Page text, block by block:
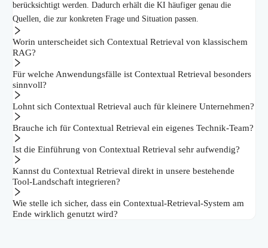
berücksichtigt werden. Dadurch erhält die KI häufiger genau die
Quellen, die zur konkreten Frage und Situation passen.
Worin unterscheidet sich Contextual Retrieval von klassischem
RAG?
Für welche Anwendungsfälle ist Contextual Retrieval besonders
sinnvoll?
Lohnt sich Contextual Retrieval auch für kleinere Unternehmen?
Brauche ich für Contextual Retrieval ein eigenes Technik-Team?
Ist die Einführung von Contextual Retrieval sehr aufwendig?
Kannst du Contextual Retrieval direkt in unsere bestehende
Tool-Landschaft integrieren?
Wie stelle ich sicher, dass ein Contextual-Retrieval-System am
Ende wirklich genutzt wird?